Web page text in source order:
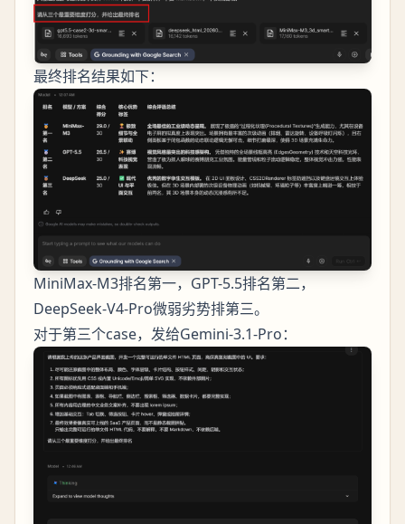
最终排名结果如下：
MiniMax-M3排名第一，GPT-5.5排名第二，
DeepSeek-V4-Pro微弱劣势排第三。
对于第三个case，发给Gemini-3.1-Pro：